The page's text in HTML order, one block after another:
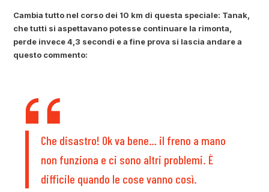
Cambia tutto nel corso dei 10 km di questa speciale: Tanak,
che tutti si aspettavano potesse continuare la rimonta,
perde invece 4,3 secondi e a fine prova si lascia andare a
questo commento:
Che disastro! Ok va bene… il freno a mano
non funziona e ci sono altri problemi. È
difficile quando le cose vanno così.